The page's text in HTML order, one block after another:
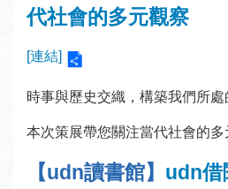
資
保
護
區
代社會的多元觀察
[連結]
時事與歷史交織，構築我們所處
本次策展帶您關注當代社會的多
【udn讀書館】 udn借